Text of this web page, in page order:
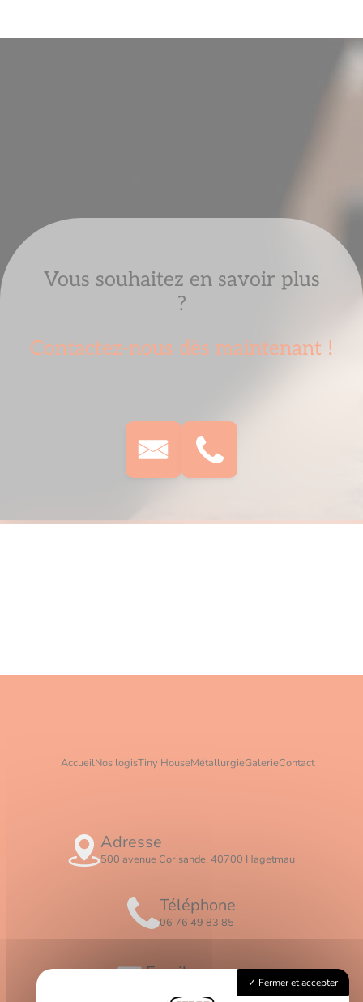
Vous souhaitez en savoir plus
?
Contactez-nous dès maintenant !
AccueilNos logisTiny HouseMétallurgieGalerieContact
Adresse
500 avenue Corisande, 40700 Hagetmau
Téléphone
06 76 49 83 85
Email
contact@logis-ceros.fr Fermer et accepter